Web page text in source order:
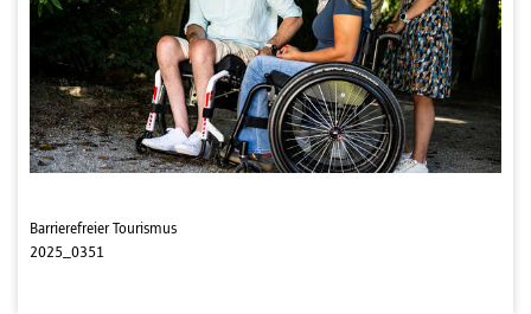
Barrierefreier Tourismus
2025_0351